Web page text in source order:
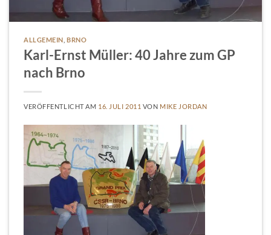
ALLGEMEIN ,BRNO
Karl-Ernst Müller: 40 Jahre zum GP
nach Brno
VERÖFFENTLICHT AM 16. JULI 2011 VON MIKE JORDAN